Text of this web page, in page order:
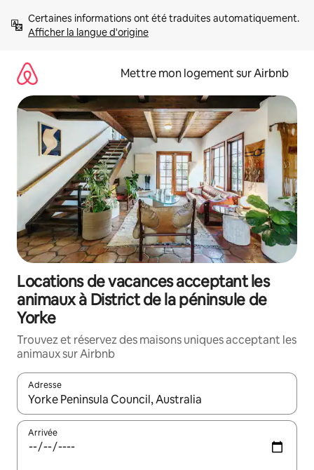
directement
Afficher la langue d'origine
Mettre mon logement sur Airbnb
Locations de vacances acceptant les
animaux à District de la péninsule de
Yorke
Trouvez et réservez des maisons uniques acceptant les
animaux sur Airbnb
Adresse
Lorsque les résultats s'affichent, utilisez les flèches vers le
Arrivée